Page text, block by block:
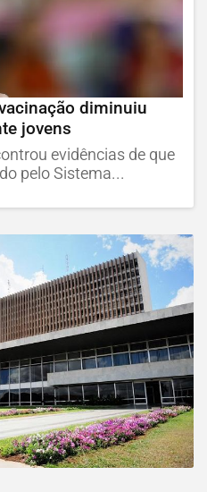
diminuiu
jovens
evidências de que
pelo Sistema...